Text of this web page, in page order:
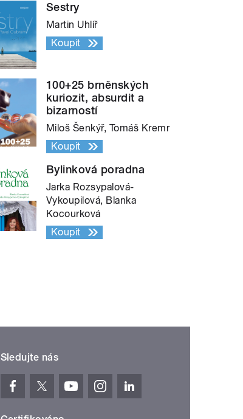
Sestry
Martin Uhlíř
Koupit
100+25 brněnských
kuriozit, absurdit a
bizarností
Miloš Šenkýř, Tomáš Kremr
Koupit
Bylinková poradna
Jarka Rozsypalová-
Vykoupilová, Blanka
Kocourková
Koupit
Sledujte nás